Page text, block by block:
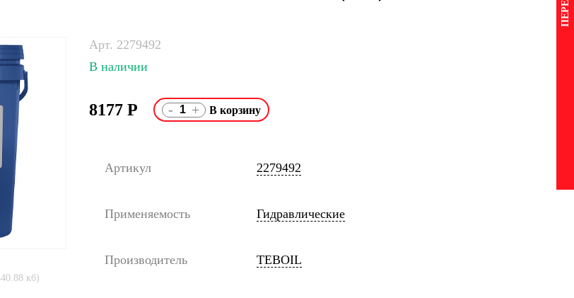
кб)
Арт. 2279492
В наличии
8177 Р - +
Артикул 2279492
Применяемость Гидравлические
Производитель TEBOIL